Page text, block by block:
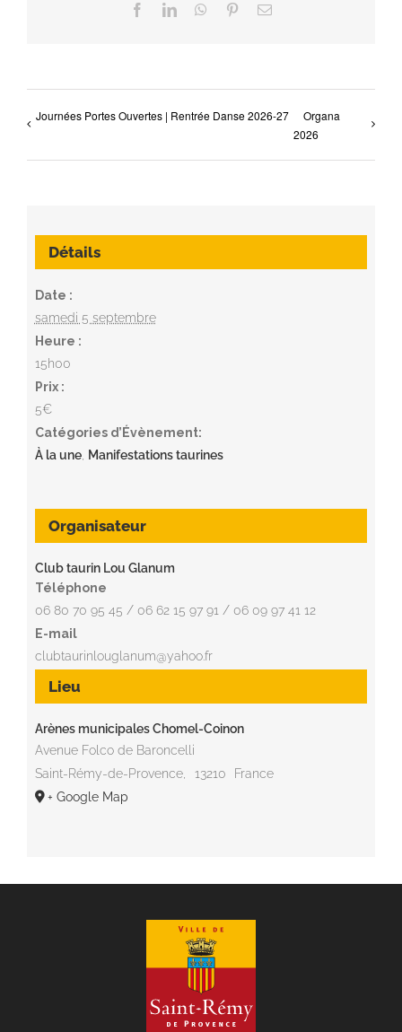
FacebookLinkedInWhatsApp
PinterestEmail
Journées Portes Ouvertes | Rentrée Danse 2026-27
Organa
2026
Détails
Date :
samedi 5 septembre
Heure :
15h00
Prix :
5€
Catégories d’Évènement:
À la une, Manifestations taurines
Lieu
Arènes municipales Chomel-Coinon
Avenue Folco de Baroncelli
Saint-Rémy-de-Provence, 13210
France
+ Google Map
Organisateur
Club taurin Lou Glanum
Téléphone
06 80 70 95 45 / 06 62 15 97 91 / 06 09 97 41 12
E-mail
clubtaurinlouglanum@yahoo.fr